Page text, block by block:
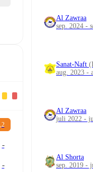
-
-
Al Zawraa
sep. 2024 -
Sanat-Naft
aug. 2023 -
Al Zawraa
juli 2022 -
Al Shorta
sep. 2019 -